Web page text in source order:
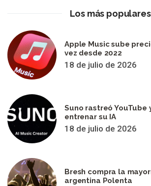
Los más populares
Apple Music sube
vez desde 2022
18 de julio de 2026
Suno rastreó YouTube
entrenar su IA
18 de julio de 2026
Bresh compra la
argentina Polenta